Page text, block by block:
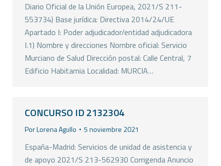
Diario Oficial de la Unión Europea, 2021/S 211-
553734) Base jurídica: Directiva 2014/24/UE
Apartado I: Poder adjudicador/entidad adjudicadora
I.1) Nombre y direcciones Nombre oficial: Servicio
Murciano de Salud Dirección postal: Calle Central, 7
Edificio Habitamia Localidad: MURCIA…
CONCURSO ID 2132304
PorLorena Agullo 5 noviembre 2021
España-Madrid: Servicios de unidad de asistencia y
de apoyo 2021/S 213-562930 Corrigenda Anuncio